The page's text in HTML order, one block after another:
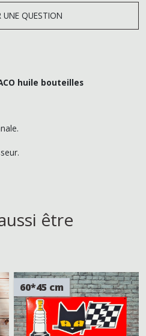
QUESTION
huile bouteilles
être
60*45 cm